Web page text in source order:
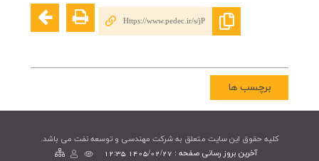
Https://www.pedec.ir/s/jP
برچسب ها
کليه حقوق اين سايت متعلق به شرکت مهندسی و توسعه نفت می باشد.
آخرین بروز رسانی صفحه : 1405/02/27 12:35